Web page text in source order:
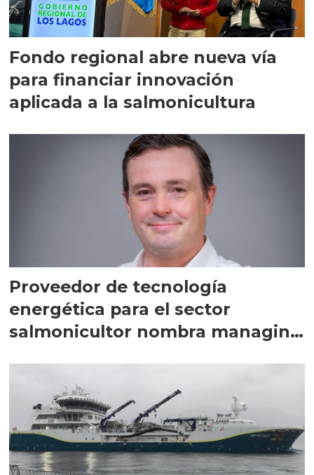
Fondo regional abre nueva vía
para financiar innovación
aplicada a la salmonicultura
Proveedor de tecnología
energética para el sector
salmonicultor nombra managing